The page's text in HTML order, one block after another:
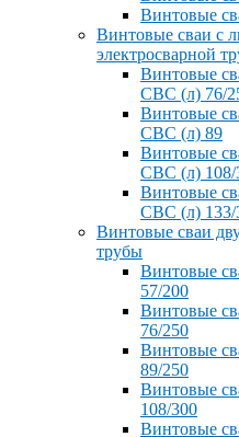
Винтовые
Винтовые сваи с
электросварной
Винтовые
СВС (л) 76/
Винтовые
СВС (л) 89
Винтовые
СВС (л) 108/
Винтовые
СВС (л) 133/
Винтовые сваи
трубы
Винтовые
57/200
Винтовые
76/250
Винтовые
89/250
Винтовые
108/300
Винтовые